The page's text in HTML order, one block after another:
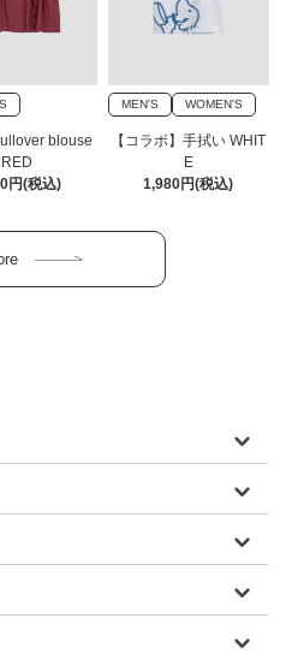
blouse
RED
円(税込)
MEN'S WOMEN'S
【コラボ】手拭い WHIT
E
1,980円(税込)